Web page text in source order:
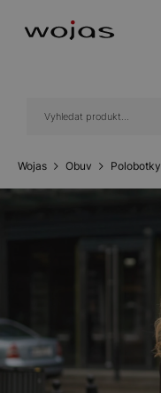
Wojas Obuv Polobotky